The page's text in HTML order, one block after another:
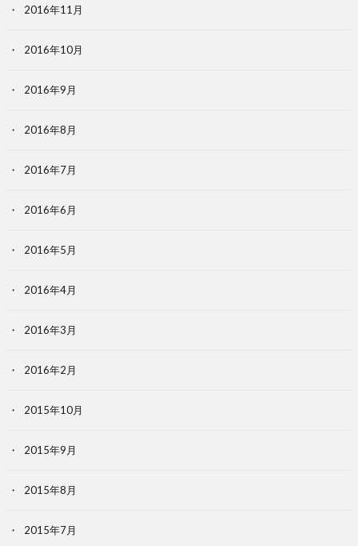
2016年11月
2016年10月
2016年9月
2016年8月
2016年7月
2016年6月
2016年5月
2016年4月
2016年3月
2016年2月
2015年10月
2015年9月
2015年8月
2015年7月